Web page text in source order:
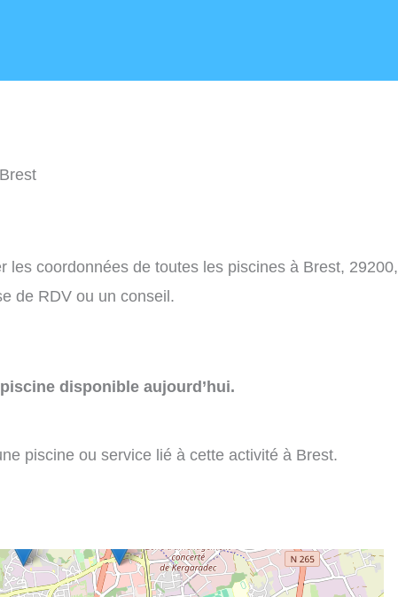
les coordonnées de toutes les piscines à Brest, 29200,
de RDV ou un conseil.
disponible aujourd’hui.
piscine ou service lié à cette activité à Brest.